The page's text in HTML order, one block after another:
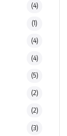
(4)
(1)
(4)
(4)
(5)
(2)
(2)
(3)